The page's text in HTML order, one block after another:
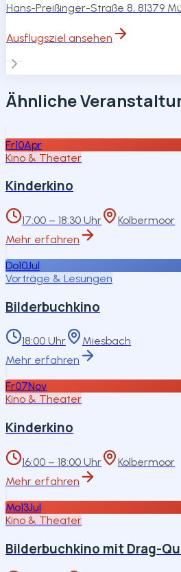
Hans-Preißinger-Straße 8, 81379
Ausflugsziel ansehen
Ähnliche
Fr10Apr
Kino & Theater
Kinderkino
17:00 – 18:30 Uhr
Kolbermoor
Mehr erfahren
Do10Jul
Vorträge & Lesungen
Bilderbuchkino
18:00 Uhr
Miesbach
Mehr erfahren
Fr07Nov
Kino & Theater
Kinderkino
16:00 – 18:00 Uhr
Kolbermoor
Mehr erfahren
Mo13Jul
Kino & Theater
Bilderbuchkino mit Drag-